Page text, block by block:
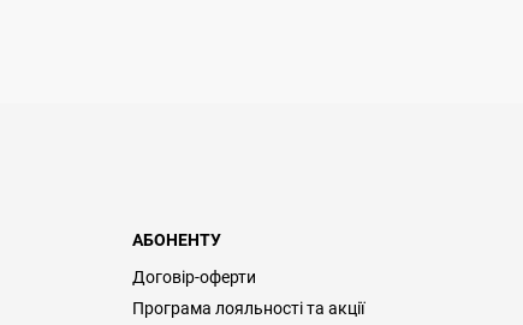
АБОНЕНТУ
Договір-оферти
Програма лояльності та акції